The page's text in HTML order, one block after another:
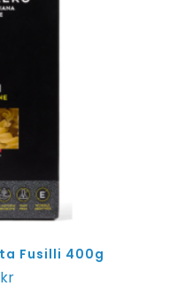
Fusilli 400g
kr